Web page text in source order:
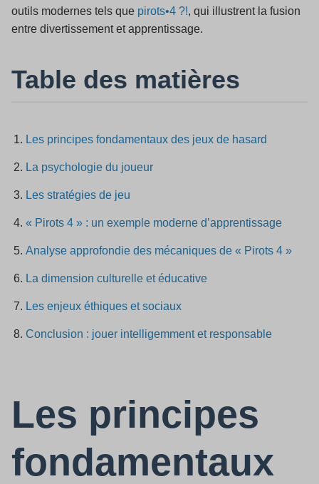
outils modernes tels que pirots•4 ?!, qui illustrent la fusion
entre divertissement et apprentissage.
Table des matières
Les principes fondamentaux des jeux de hasard
La psychologie du joueur
Les stratégies de jeu
« Pirots 4 » : un exemple moderne d’apprentissage
Analyse approfondie des mécaniques de « Pirots 4 »
La dimension culturelle et éducative
Les enjeux éthiques et sociaux
Conclusion : jouer intelligemment et responsable
Les principes
fondamentaux